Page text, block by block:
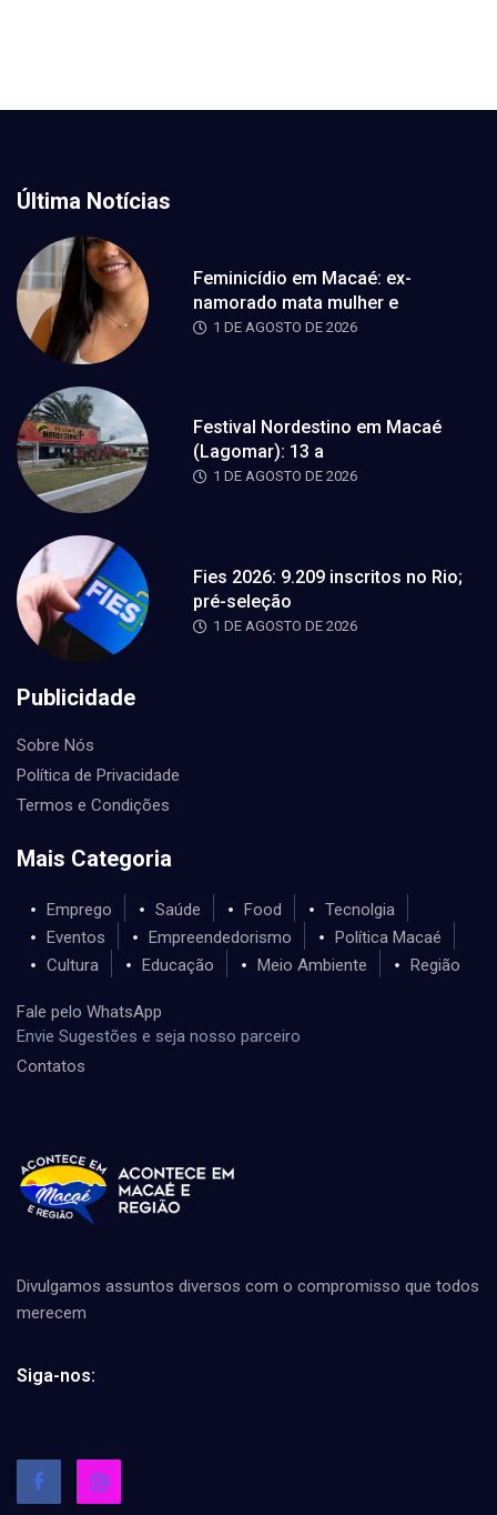
Última Notícias
Feminicídio em Macaé: ex-
namorado mata mulher e
1 DE AGOSTO DE 2026
Festival Nordestino em Macaé
(Lagomar): 13 a
1 DE AGOSTO DE 2026
Fies 2026: 9.209 inscritos no Rio;
pré-seleção
1 DE AGOSTO DE 2026
Publicidade
Sobre Nós
Política de Privacidade
Termos e Condições
Mais Categoria
Emprego Saúde Food
Tecnolgia
Eventos
Empreendedorismo
Política Macaé
Cultura
Educação Meio Ambiente Região
Fale pelo WhatsApp
Envie Sugestões e seja nosso parceiro
Contatos
Divulgamos assuntos diversos com o compromisso que todos
merecem
Siga-nos: